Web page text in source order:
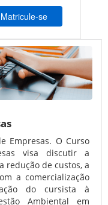
Matricule-se
Empresas. O Curso
visa discutir a
redução de custos, a
a comercialização
do cursista à
Ambiental em